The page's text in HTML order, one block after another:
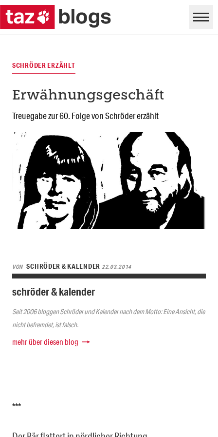
SCHRÖDER ERZÄHLT
Erwähnungsgeschäft
Treuegabe zur 60. Folge von Schröder erzählt
VON SCHRÖDER & KALENDER 22.03.2014
schröder & kalender
Seit 2006 bloggen Schröder und Kalender nach dem Motto: Eine Ansicht, die
nicht befremdet, ist falsch.
mehr über diesen blog
***